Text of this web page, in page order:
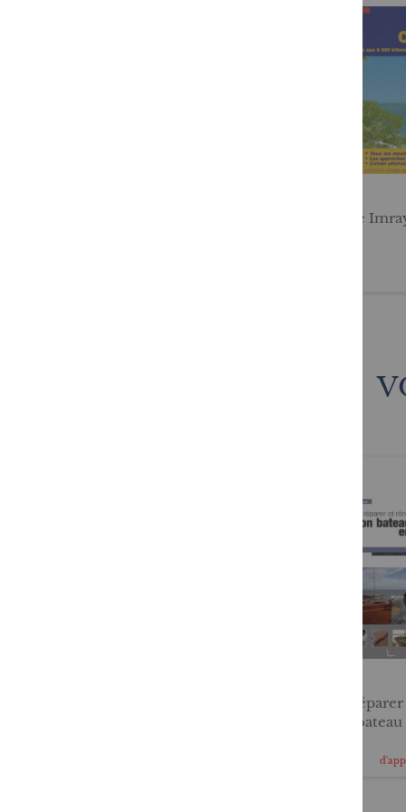
Guide
Savoir
son